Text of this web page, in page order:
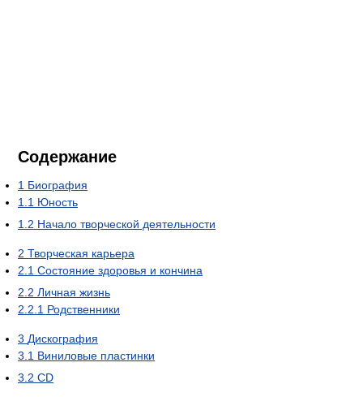
Содержание
1 Биография
1.1 Юность
1.2 Начало творческой деятельности
2 Творческая карьера
2.1 Состояние здоровья и кончина
2.2 Личная жизнь
2.2.1 Родственники
3 Дискография
3.1 Виниловые пластинки
3.2 CD